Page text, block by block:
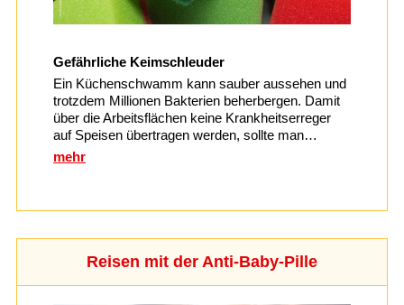
Gefährliche Keimschleuder
Ein Küchenschwamm kann sauber aussehen und
trotzdem Millionen Bakterien beherbergen. Damit
über die Arbeitsflächen keine Krankheitserreger
auf Speisen übertragen werden, sollte man…
mehr
Reisen mit der Anti-Baby-Pille